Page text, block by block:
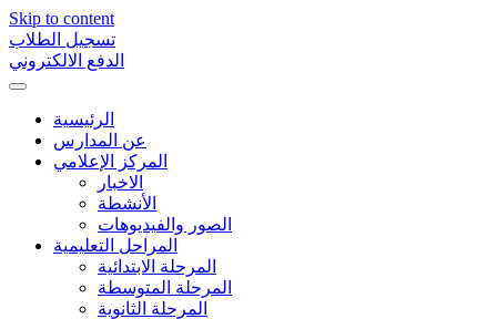
Skip to content
تسجيل الطلاب
الدفع الالكتروني
الرئيسية
عن المدارس
المركز الإعلامي
الاخبار
الأنشطة
الصور والفيديوهات
المراحل التعليمية
المرحلة الابتدائية
المرحلة المتوسطة
المرحلة الثانوية